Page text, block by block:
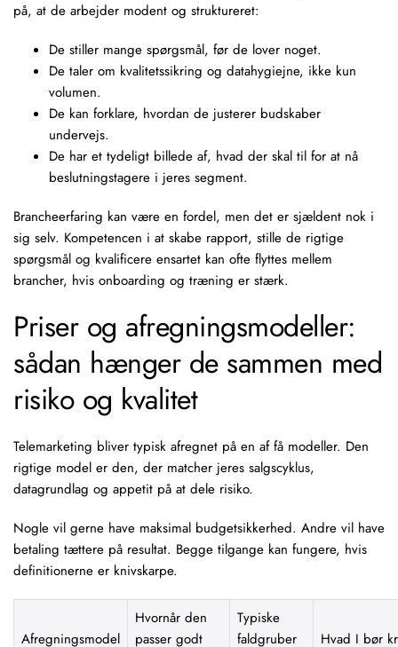
på, at de arbejder modent og struktureret:
De stiller mange spørgsmål, før de lover noget.
De taler om kvalitetssikring og datahygiejne, ikke kun
volumen.
De kan forklare, hvordan de justerer budskaber
undervejs.
De har et tydeligt billede af, hvad der skal til for at nå
beslutningstagere i jeres segment.
Brancheerfaring kan være en fordel, men det er sjældent nok i
sig selv. Kompetencen i at skabe rapport, stille de rigtige
spørgsmål og kvalificere ensartet kan ofte flyttes mellem
brancher, hvis onboarding og træning er stærk.
Priser og afregningsmodeller:
sådan hænger de sammen med
risiko og kvalitet
Telemarketing bliver typisk afregnet på en af få modeller. Den
rigtige model er den, der matcher jeres salgscyklus,
datagrundlag og appetit på at dele risiko.
Nogle vil gerne have maksimal budgetsikkerhed. Andre vil have
betaling tættere på resultat. Begge tilgange kan fungere, hvis
definitionerne er knivskarpe.
Afregningsmodel
Hvornår den
passer godt
Typiske
faldgruber
Hvad I bør